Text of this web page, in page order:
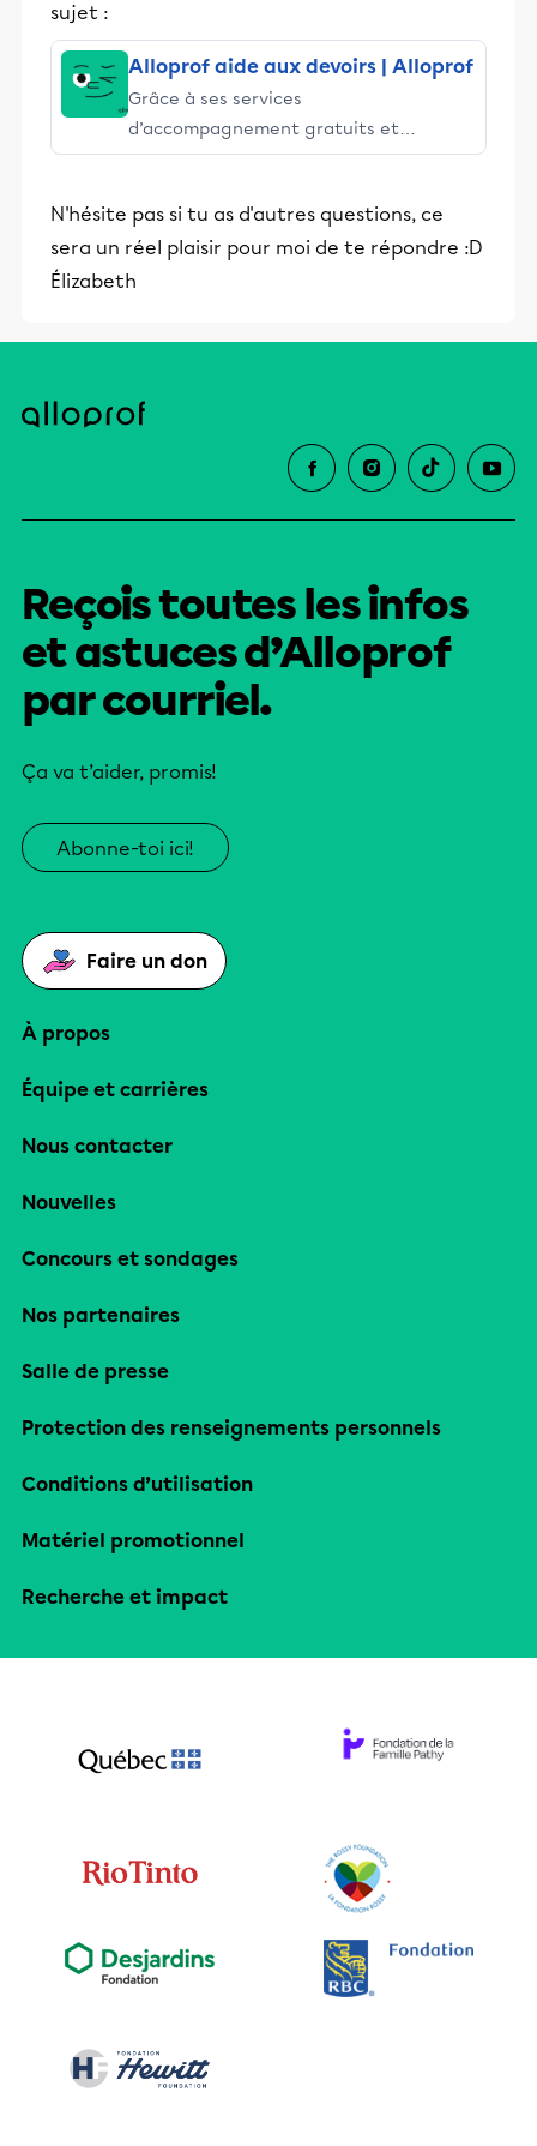
sujet :
Alloprof aide aux devoirs | Alloprof
Grâce à ses services
d’accompagnement gratuits et
stimulants, Alloprof engage les élèves
éducative.
N'hésite pas si tu as d'autres questions, ce
sera un réel plaisir pour moi de te répondre :D
Élizabeth
Reçois toutes les infos
et astuces d’Alloprof
par courriel.
Ça va t’aider, promis!
Abonne-toi ici!
Faire un don
À propos
Équipe et carrières
Nous contacter
Nouvelles
Concours et sondages
Nos partenaires
Salle de presse
Protection des renseignements personnels
Conditions d’utilisation
Matériel promotionnel
Recherche et impact